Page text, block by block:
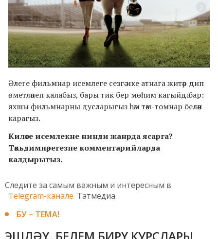
Әлеге фильмнар исемлеге сезгә ике атнага җитәр дип
өметләнеп калабыз, бары тик бер мөһим кагыйдә бар:
яхшы фильмнарны дусларыгыз һәм тәм-томнар белән
карагыз.
Киләсе исемлекне нинди жанрда ясарга?
Тәкьдимнәрегезне комментарийларда
калдырыгыз.
Следите за самым важным и интересным в
Telegram-канале Татмедиа
БУ – ТЕМА!